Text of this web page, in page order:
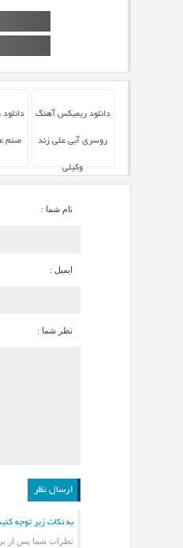
دانلود ریمیکس آهنگ
روسری آبی علی زند
وکیلی
صنم
نام شما :
ایمیل :
نظر شما :
به نکات زیر توجه
نظرات شما پس از